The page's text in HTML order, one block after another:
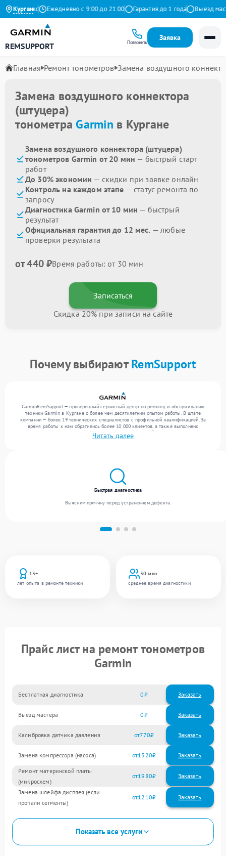
Курган
Яндекс Ежедневно с 9:00 до 21:00 Гарантия до 1 года Выезд
REMSUPPORT Позвонить
Заявка
Главная Ремонт тонометров Замена воздушного
Замена воздушного коннектора
(штуцера)
тонометра Garmin в Кургане
Замена воздушного коннектора (штуцера)
тонометров Garmin от 20 мин — быстрый старт
работ
До 30% экономии — скидки при заявке онлайн
Контроль на каждом этапе — статус ремонта по
запросу
Диагностика Garmin от 10 мин — быстрый
результат
Официальная гарантия до 12 мес. — любые
проверки результата
от 440 ₽Время работы: от 30 мин
Записаться
Скидка 20% при записи на сайте
Почему выбираютRemSupport
GarminRemSupport — проверенный сервисный центр по ремонту и обслуживанию
техники Garmin в Кургане с более чем десятилетним опытом работы. В штате
компании — более 19 технических специалистов с профильной квалификацией. За
время работы к нам обратились более 10 000 клиентов, а также выполнено
выполнено более 12 000 ремонтов. Ежемесячно в сервисный центр поступает свыше
300 единиц техники, включая , , . Мы работаем с широким спектром неисправностей и
Читать далее
13+
лет опыта в ремонте техники
30 мин
среднее время диагностики
Быстрая диагностика
Выясним причину перед устранением дефекта.
Прайс лист на ремонт тонометров
Garmin
Бесплатная диагностика 0 Заказать
Выезд мастера 0 Заказать
Калибровка датчика давления 770
Замена компрессора (насоса) 1320
Ремонт материнской платы
(микросхем)
1980
Замена шлейфа дисплея (если
пропали сегменты)
1210
Показать все услуги